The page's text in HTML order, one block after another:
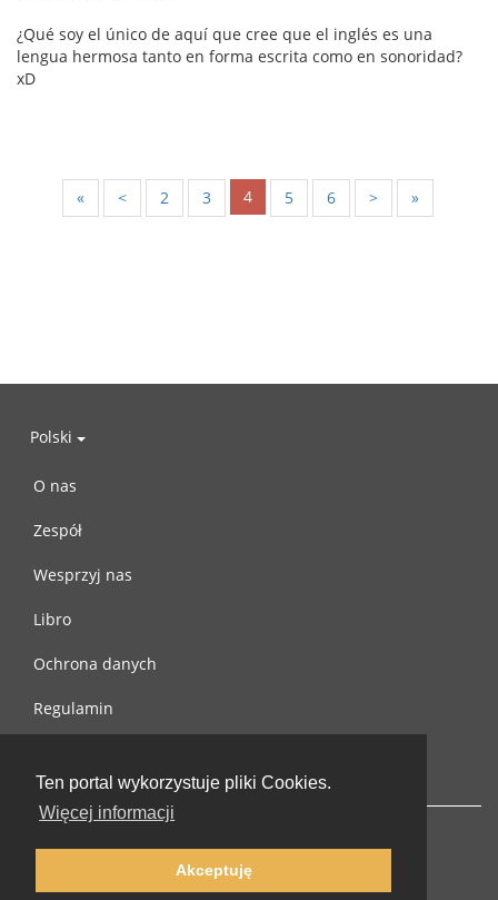
Ten portal wykorzystuje pliki Cookies.
Więcej informacji
Akceptuję
¿Qué soy el único de aquí que cree que el inglés es una
lengua hermosa tanto en forma escrita como en sonoridad?
xD
« < 2 3 4 5 6 > »
Polski
O nas
Zespół
Wesprzyj nas
Libro
Ochrona danych
Regulamin
© 2002-2026 lernu.net |Impressum